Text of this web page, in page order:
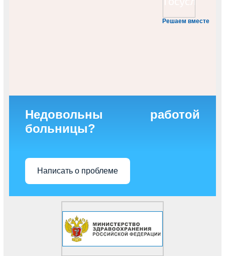
Решаем вместе
Недовольны работой
больницы?
Написать о проблеме